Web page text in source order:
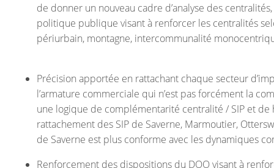
de donner un nouveau cadre d’analyse des
politique publique visant à renforcer les centralités
périurbain, montagne, intercommunalité
Précision apportée en rattachant chaque secteur
l’armature commerciale qui n’est pas forcément la
une logique de complémentarité centralité / SIP et
rattachement des SIP de Saverne, Marmoutier,
de Saverne est plus conforme avec les dynamiques
Renforcement des dispositions du DOO visant à